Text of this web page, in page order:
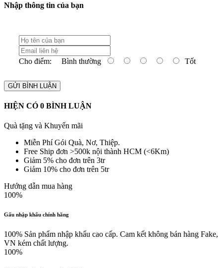
Nhập thông tin của bạn
Cho điểm: Bình thường Tốt
GỬI BÌNH LUẬN
HIỆN CÓ 0 BÌNH LUẬN
Quà tặng và Khuyến mãi
Miễn Phí Gói Quà, Nơ, Thiệp.
Free Ship đơn >500k nội thành HCM (<6Km)
Giảm 5% cho đơn trên 3tr
Giảm 10% cho đơn trên 5tr
Hướng dẫn mua hàng
100%
Gấu nhập khẩu chính hãng
100% Sản phẩm nhập khẩu cao cấp. Cam kết không bán hàng Fake,
VN kém chất lượng.
100%